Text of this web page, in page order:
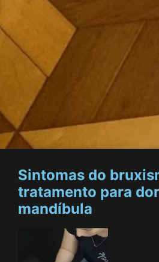
Sintomas do
tratamento para
mandíbula